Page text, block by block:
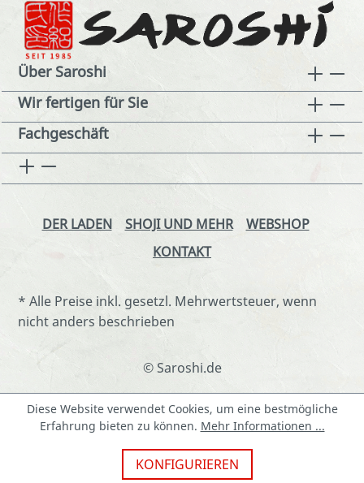
Über Saroshi
Wir fertigen für Sie
Fachgeschäft
DER LADEN SHOJI UND MEHR
WEBSHOP
KONTAKT
* Alle Preise inkl. gesetzl. Mehrwertsteuer, wenn
nicht anders beschrieben
© Saroshi.de
Diese Website verwendet Cookies, um eine bestmögliche
Erfahrung bieten zu können. Mehr Informationen ...
KONFIGURIEREN